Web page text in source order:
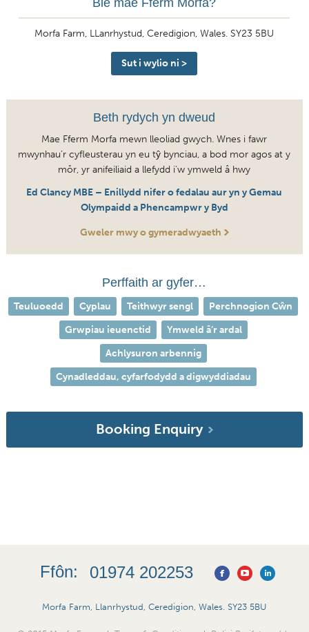
Ble mae Fferm Morfa?
Morfa Farm, LLanrhystud, Ceredigion, Wales. SY23 5BU
Sut i wylio ni >
Beth rydych yn dweud
Mae Fferm Morfa mewn lleoliad gwych. Wnes i fawr
mwynhau’r cyfleusterau yn eu tŷ bynciau, a bod mor agos at y
môr, yr anifeiliaid a llefydd i’w ymweld â hwy
Ed Clancy MBE – Enillydd nifer o fedalau aur yn y Gemau
Olympaidd a Phencampwr y Byd
Gweler mwy o gymeradwyaeth
Perffaith ar gyfer…
Teuluoedd Cyplau Teithwyr sengl Perchnogion Cŵn
Grwpiau ieuenctid Ymweld â’r ardal
Achlysuron arbennig
Cynadleddau, cyfarfodydd a digwyddiadau
Booking Enquiry
Ffôn: 01974 202253
Morfa Farm, Llanrhystud, Ceredigion, Wales. SY23 5BU